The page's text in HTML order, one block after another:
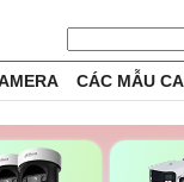
CÁC MẪU